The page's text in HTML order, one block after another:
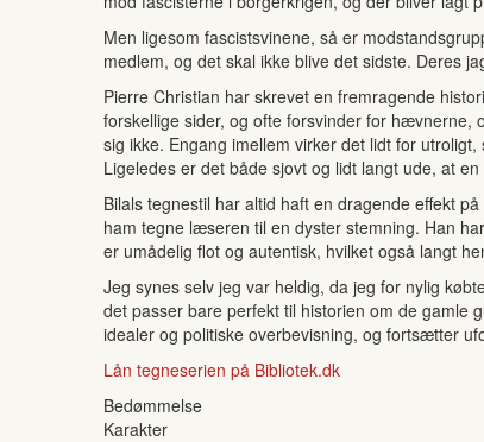
Men ligesom fascistsvinene, så er
medlem, og det skal ikke blive det sidste. Deres
Pierre Christian har skrevet en fremragende
forskellige sider, og ofte forsvinder for
sig ikke. Engang imellem virker det lidt for
Ligeledes er det både sjovt og lidt langt ude, at
Bilals tegnestil har altid haft en dragende effekt
ham tegne læseren til en dyster stemning. Han
er umådelig flot og autentisk, hvilket også langt
Jeg synes selv jeg var heldig, da jeg for nylig
det passer bare perfekt til historien om de gamle
idealer og politiske overbevisning, og fortsætter
Lån tegneserien på Bibliotek.dk
Bedømmelse
Karakter